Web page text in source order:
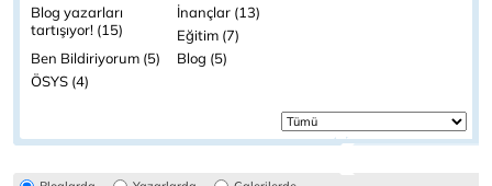
Blog yazarları
tartışıyor! (15)
İnançlar (13)
Eğitim (7)
Ben Bildiriyorum (5)
Blog (5)
ÖSYS (4)